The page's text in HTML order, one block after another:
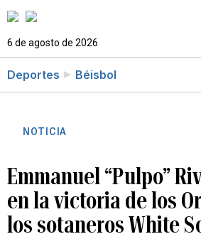
6 de agosto de 2026
Deportes Béisbol
NOTICIA
Emmanuel “Pulpo”
en la victoria de los
los sotaneros White